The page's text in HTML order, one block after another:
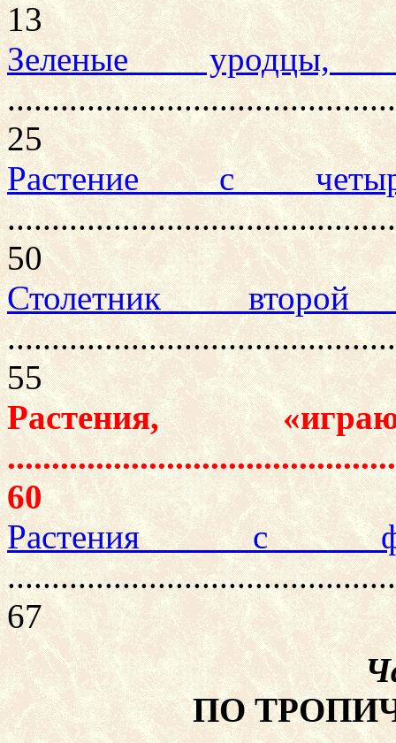
13
Зеленые
25
Растение с
50
Столетник
55
Растения,
60
Растения с
67
ПО